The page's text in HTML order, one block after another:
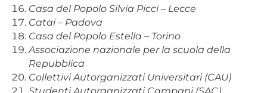
Casa del Popolo Silvia Picci – Lecce
Catai – Padova
Casa del Popolo Estella – Torino
Associazione nazionale per la scuola della
Repubblica
Collettivi Autorganizzati Universitari (CAU)